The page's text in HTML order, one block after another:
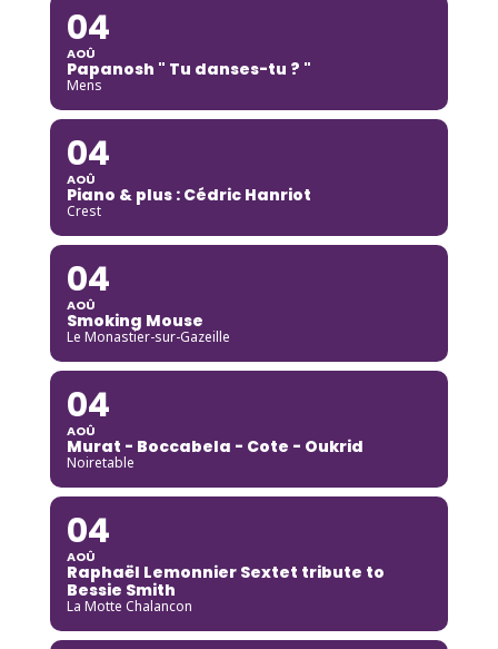
04
AOÛ
Papanosh " Tu danses-tu ? "
Mens
04
AOÛ
Piano & plus : Cédric Hanriot
Crest
04
AOÛ
Smoking Mouse
Le Monastier-sur-Gazeille
04
AOÛ
Murat - Boccabela - Cote - Oukrid
Noiretable
04
AOÛ
Raphaël Lemonnier Sextet tribute to
Bessie Smith
La Motte Chalancon